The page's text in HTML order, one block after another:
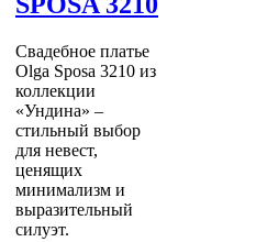
Свадебное платье
Olga Sposa 3210 из
коллекции
«Ундина» –
стильный выбор
для невест,
ценящих
минимализм и
выразительный
силуэт.